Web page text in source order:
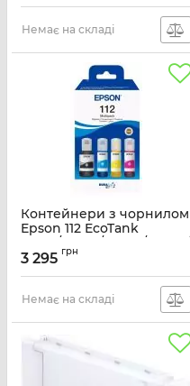
Немає на складі
Контейнери з чорнилом
Epson 112 EcoTank
L11160/L15150/L15160/
Multipack (C,M,Y,Bk) pigm
Артикул: C13T06C64A
3 295 грн
Немає на складі